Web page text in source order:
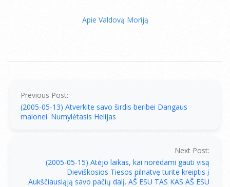
Apie Valdovą Moriją
Previous Post:
(2005-05-13) Atverkite savo širdis beribei Dangaus
malonei. Numylėtasis Helijas
Next Post:
(2005-05-15) Atėjo laikas, kai norėdami gauti visą
Dieviškosios Tiesos pilnatvę turite kreiptis į
Aukščiausiąją savo pačių dalį. AŠ ESU TAS KAS AŠ ESU